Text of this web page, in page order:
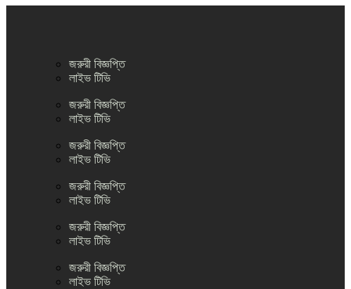
জরুরী বিজ্ঞপ্তি
লাইভ টিভি
জরুরী বিজ্ঞপ্তি
লাইভ টিভি
জরুরী বিজ্ঞপ্তি
লাইভ টিভি
জরুরী বিজ্ঞপ্তি
লাইভ টিভি
জরুরী বিজ্ঞপ্তি
লাইভ টিভি
জরুরী বিজ্ঞপ্তি
লাইভ টিভি